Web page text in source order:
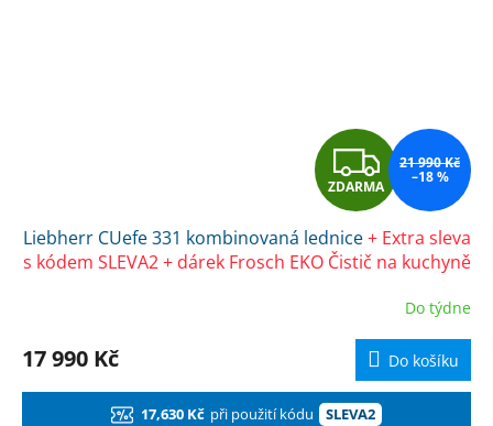
Z
D
A
R
M
A
ZDARMA
21 990 Kč
–18 %
Liebherr CUefe 331 kombinovaná lednice+ Extra sleva
s kódem SLEVA2 + dárek Frosch EKO Čistič na kuchyně
Do týdne
17 990 Kč Do košíku
17,630 Kč při použití kódu SLEVA2